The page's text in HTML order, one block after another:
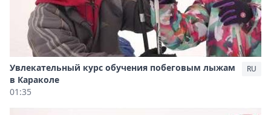
Увлекательный курс обучения побеговым лыжам
в Караколе
01:35
RU